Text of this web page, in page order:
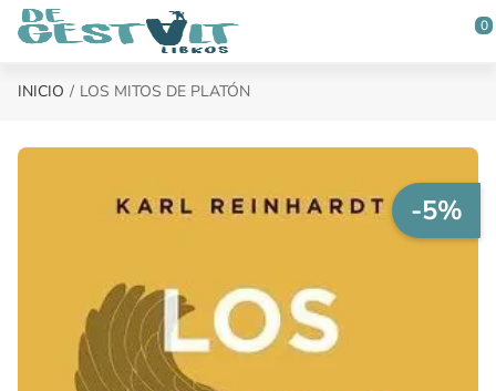
Saltar al contenido principal
0
INICIO LOS MITOS DE PLATÓN
-5%